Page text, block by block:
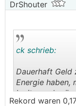
Bäumen.
Andererseits
DrShouter
ck schrieb:
Dauerhaft Geld
Energie haben,
Ionity noch
Rekord waren